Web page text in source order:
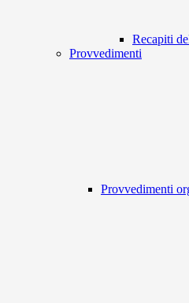
Recapiti
Provvedimenti
Provvedimenti